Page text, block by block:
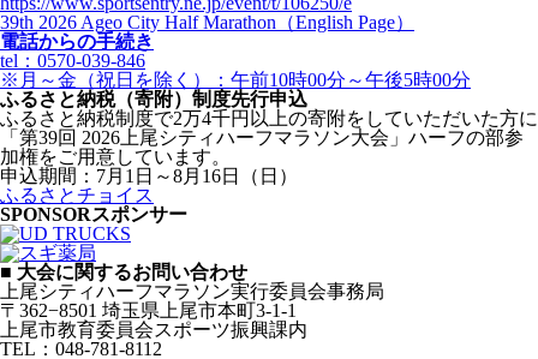
39th 2026 Ageo City Half Marathon（English Page）
電話からの手続き
tel：0570-039-846
※月～金（祝日を除く）：午前10時00分～午後5時00分
ふるさと納税（寄附）制度先行申込
ふるさと納税制度で2万4千円以上の寄附をしていただいた方に
「第39回 2026上尾シティハーフマラソン大会」ハーフの部参
加権をご用意しています。
申込期間：7月1日～8月16日（日）
ふるさとチョイス
SPONSORスポンサー
■ 大会に関するお問い合わせ
上尾シティハーフマラソン実行委員会事務局
〒362−8501 埼玉県上尾市本町3-1-1
上尾市教育委員会スポーツ振興課内
TEL：048-781-8112